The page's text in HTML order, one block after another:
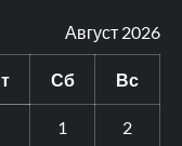
Август 2026
Сб Вс
1 2